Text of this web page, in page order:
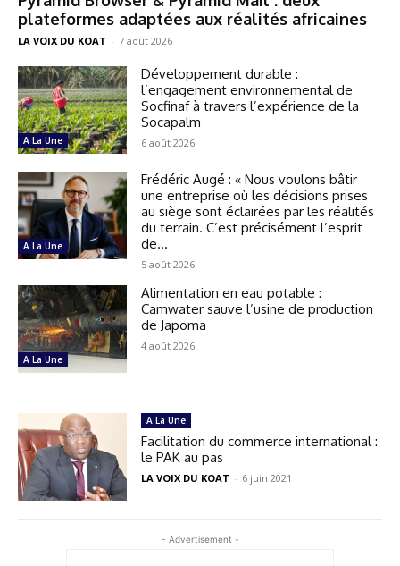
plateformes adaptées aux réalités africaines
LA VOIX DU KOAT - 7 août 2026
A La Une
Développement durable :
l’engagement environnemental de
Socfinaf à travers l’expérience de la
Socapalm
6 août 2026
A La Une
Frédéric Augé : « Nous voulons bâtir
une entreprise où les décisions prises
au siège sont éclairées par les réalités
du terrain. C’est précisément l’esprit
de...
5 août 2026
A La Une
Alimentation en eau potable :
Camwater sauve l’usine de production
de Japoma
4 août 2026
A La Une
Facilitation du commerce international :
le PAK au pas
LA VOIX DU KOAT - 6 juin 2021
- Advertisement -